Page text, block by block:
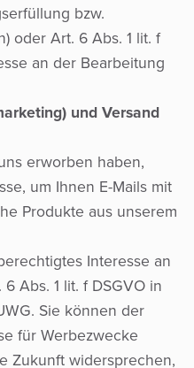
bzw.
oder Art. 6 Abs. 1 lit. f
an der Bearbeitung
und Versand
erworben haben,
um Ihnen E-Mails mit
Produkte aus unserem
Interesse an
Abs. 1 lit. f DSGVO in
Sie können der
für Werbezwecke
Zukunft widersprechen,